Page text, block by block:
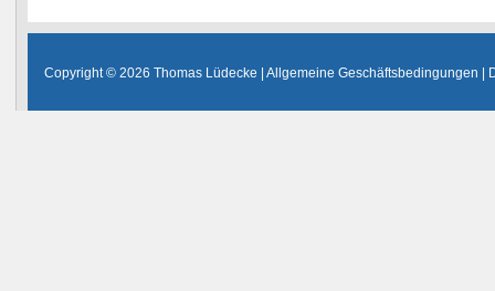
Copyright © 2026 Thomas Lüdecke | Allgemeine Geschäftsbedingungen